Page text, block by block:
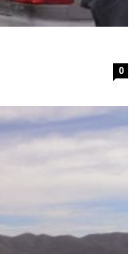
0